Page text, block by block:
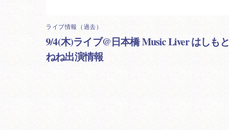
ライブ情報（過去）
9/4(木)ライブ@日本橋 Music Liver はしもと
ねね出演情報